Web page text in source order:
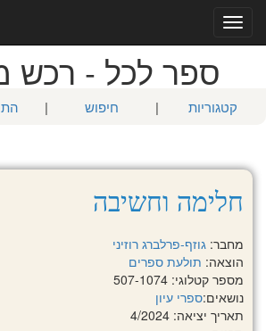
Toggle
navigation
ספר לכל - רכש
קטגוריות | חיפוש |
חלימה וחשיבה
מחבר: גוזף-פרלברג רוזיני
הוצאה: תולעת ספרים
מספר קטלוגי: 507-1074
נושאים:ספרי עיון
תאריך יציאה: 4/2024